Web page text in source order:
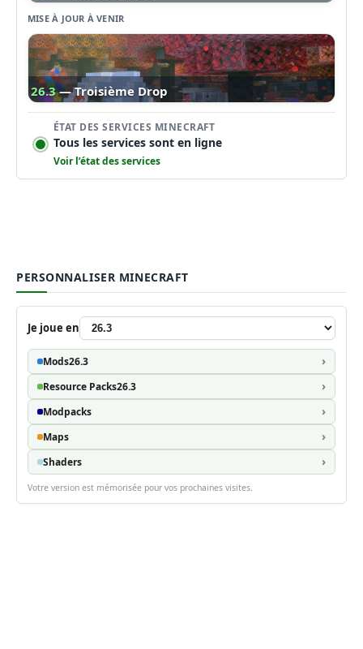
MISE À JOUR À VENIR
26.3 — Troisième Drop
ÉTAT DES SERVICES MINECRAFT
Tous les services sont en ligne
Voir l’état des services
PERSONNALISER MINECRAFT
Je joue en
Mods26.3
Resource Packs26.3
Modpacks
Maps
Shaders
Votre version est mémorisée pour vos prochaines visites.